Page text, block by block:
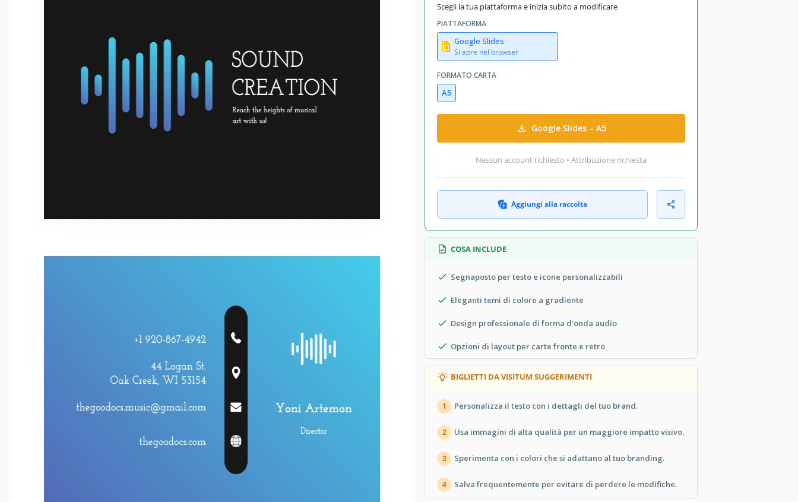
Informazioni su questo modello
Fai risuonare la tua identità musicale con il modello di biglietti da visita musicali eleganti. Arricchito
con un tocco artistico, questo modello diventa un'estensione della tua persona musicale. La fusione
di estetica e funzionalità porta ad una carta che armonizza l'attrattiva visiva con le informazioni
Scegli la tua piattaforma e inizia subito a modificare
PIATTAFORMA
Google Slides
Si apre nel browser
FORMATO CARTA
A5
Google Slides – A5
Nessun account richiesto • Attribuzione richiesta
Aggiungi alla raccolta
COSA INCLUDE
Segnaposto per testo e icone personalizzabili
Eleganti temi di colore a gradiente
Design professionale di forma d'onda audio
Opzioni di layout per carte fronte e retro
BIGLIETTI DA VISITUM SUGGERIMENTI
1 Personalizza il testo con i dettagli del tuo brand.
2 Usa immagini di alta qualità per un maggiore impatto visivo.
3 Sperimenta con i colori che si adattano al tuo branding.
4 Salva frequentemente per evitare di perdere le modifiche.